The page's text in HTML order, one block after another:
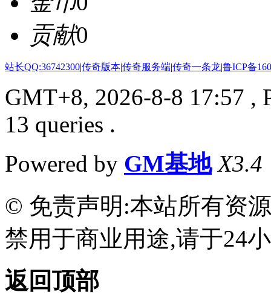
贡献0
站长QQ:36742300|传奇版本|传奇服务端|传奇一条龙|鲁ICP备
GMT+8, 2026-8-8 17:57 ,
13 queries .
Powered by GM基地 X3.4
© 免责声明:本站所有资
禁用于商业用途,请于24
返回顶部